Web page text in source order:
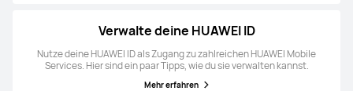
Verwalte deine HUAWEI ID
Nutze deine HUAWEI ID als Zugang zu zahlreichen HUAWEI Mobile
Services. Hier sind ein paar Tipps, wie du sie verwalten kannst.
Mehr erfahren